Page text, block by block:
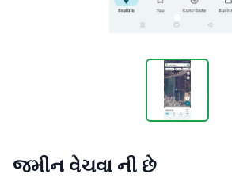
જમીન વેચવા ની છે